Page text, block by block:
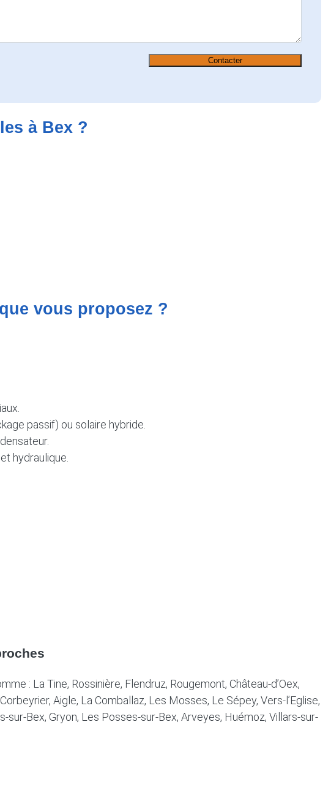
Contacter
à Bex ?
vous proposez ?
passif) ou solaire hybride.
hydraulique.
: La Tine, Rossinière, Flendruz, Rougemont, Château-d’Oex,
Aigle, La Comballaz, Les Mosses, Le Sépey, Vers-l’Eglise,
sur-Bex, Gryon, Les Posses-sur-Bex, Arveyes, Huémoz, Villars-sur-